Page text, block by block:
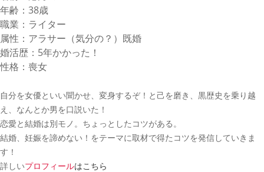
年齢：38歳
職業：ライター
属性：アラサー（気分の？）既婚
婚活歴：5年かかった！
性格：喪女
自分を女優といい聞かせ、変身するぞ！と己を磨き、黒歴史を乗り越
え、なんとか男を口説いた！
恋愛と結婚は別モノ。ちょっとしたコツがある。
結婚、妊娠を諦めない！をテーマに取材で得たコツを発信していきま
す！
詳しいプロフィールはこちら